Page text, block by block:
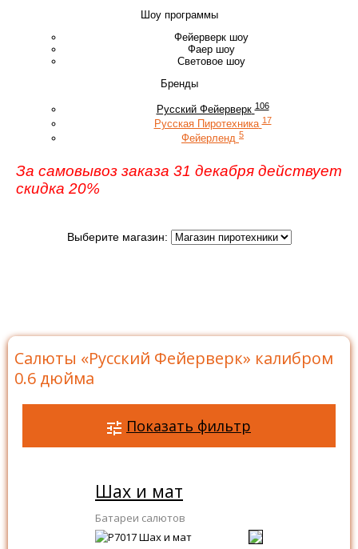
Шоу программы
Фейерверк шоу
Фаер шоу
Световое шоу
Бренды
Русский Фейерверк 106
Русская Пиротехника 17
Фейерленд 5
За самовывоз заказа 31 декабря действует
скидка 20%
Выберите магазин:
Салюты «Русский Фейерверк» калибром
0.6 дюйма
Показать фильтр
Шах и мат
Батареи салютов